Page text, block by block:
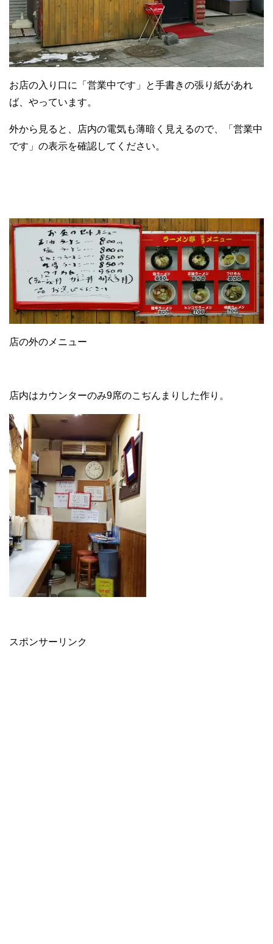
お店の入り口に「営業中です」と手書きの張り紙があれ
ば、やっています。
外から見ると、店内の電気も薄暗く見えるので、「営業中
です」の表示を確認してください。
店の外のメニュー
店内はカウンターのみ9席のこぢんまりした作り。
スポンサーリンク